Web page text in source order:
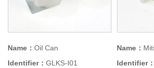
Name： Oil Can
Identifier： GLKS-I01
Name：
Identifier：